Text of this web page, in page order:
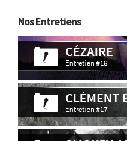
Nos Entretiens